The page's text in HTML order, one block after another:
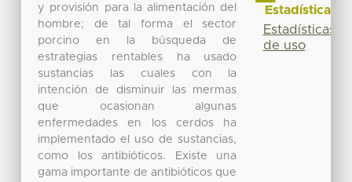
y provisión para la alimentación del
hombre; de tal forma el sector
porcino en la búsqueda de
estrategias rentables ha usado
sustancias las cuales con la
intención de disminuir las mermas
que ocasionan algunas
enfermedades en los cerdos ha
implementado el uso de sustancias,
como los antibióticos. Existe una
gama importante de antibióticos que
Estadísticas
Estadísticas
de uso